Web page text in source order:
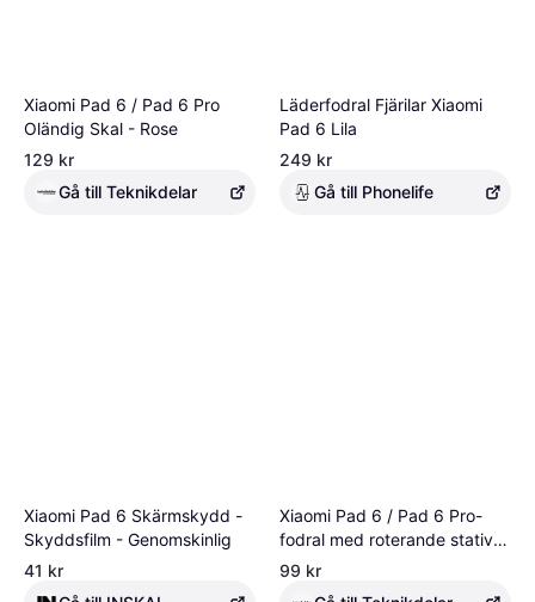
Xiaomi Pad 6 / Pad 6 Pro
Oländig Skal - Rose
129 kr
Gå till Teknikdelar
Läderfodral Fjärilar Xiaomi
Pad 6 Lila
249 kr
Gå till Phonelife
Xiaomi Pad 6 Skärmskydd -
Skyddsfilm - Genomskinlig
41 kr
Xiaomi Pad 6 / Pad 6 Pro-
fodral med roterande stativ -
Babyblå
99 kr